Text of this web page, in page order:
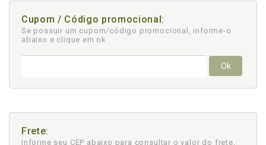
Cupom / Código promocional:
Se possuir um cupom/código promocional, informe-o
abaixo e clique em ok
Ok
Frete:
Informe seu CEP abaixo para consultar o valor do frete.